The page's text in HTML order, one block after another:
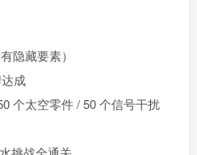
问题求助
隐藏要素）
成
个太空零件 / 50 个信号干扰